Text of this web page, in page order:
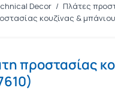
Decor / Πλάτες
κουζίνας &
προστασίας